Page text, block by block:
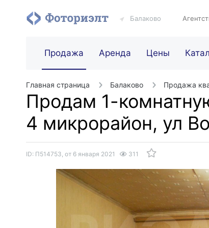
Балаково
Продажа Аренда Цены
Главная страница Балаково Продажа
Продам 1-
4 микрорайон, ул
ID: П514753, от 6 января 2021 311